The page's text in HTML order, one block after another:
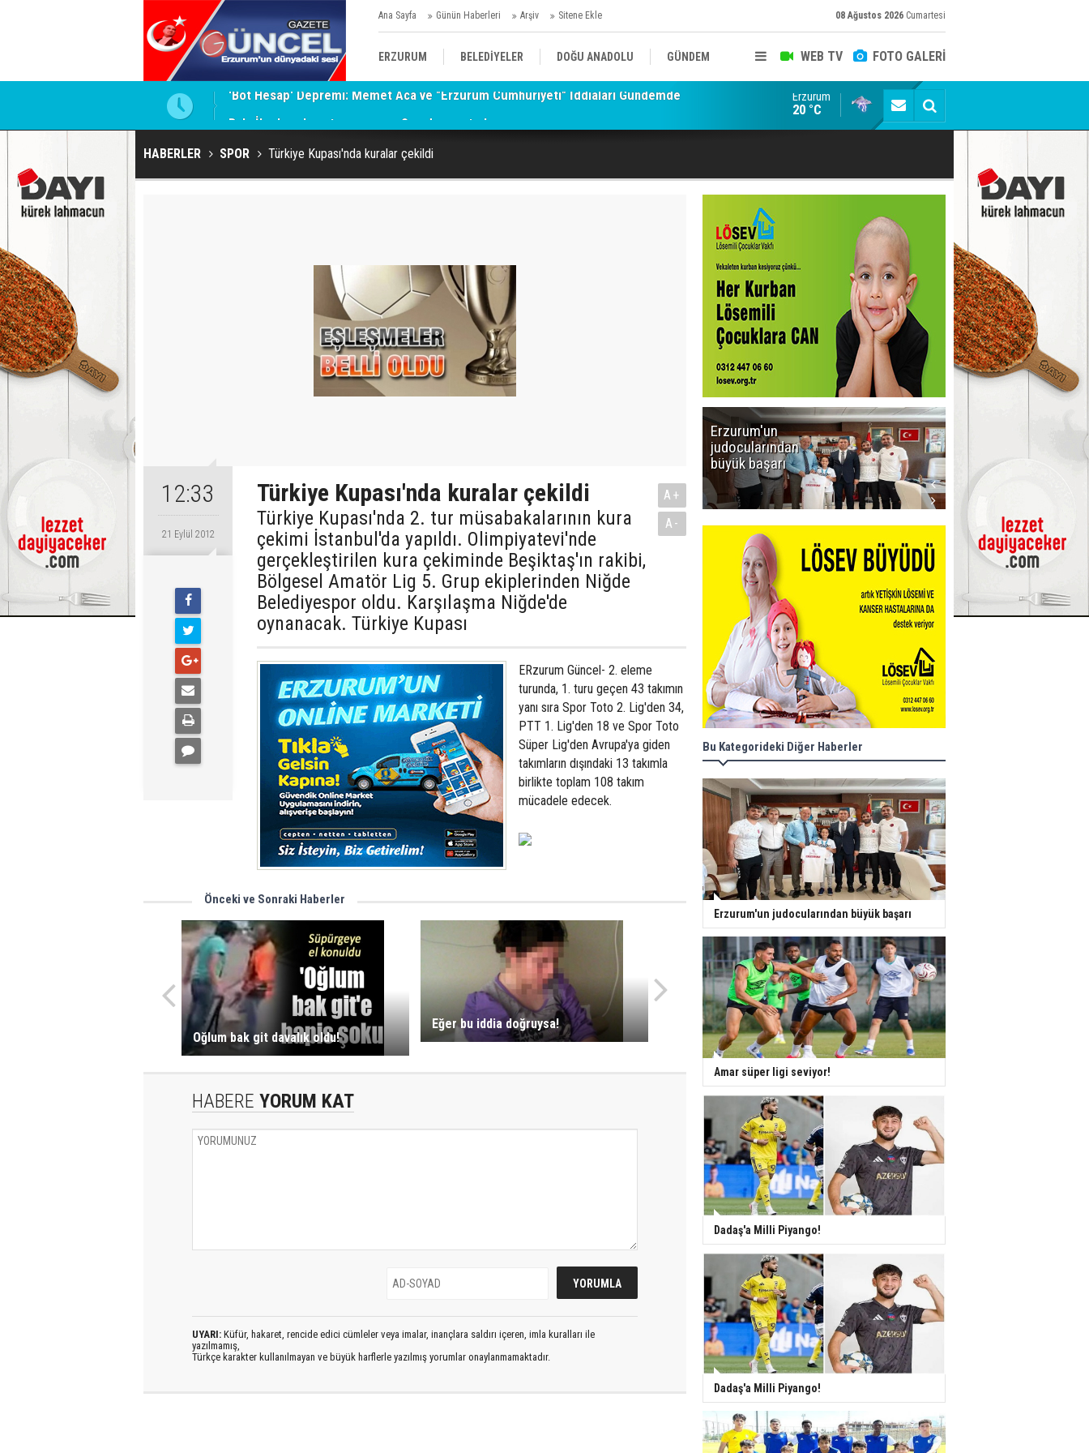
Ana Sayfa Günün Haberleri Arşiv Sitene Ekle 08 Ağustos 2026 Cumartesi
WEB TV FOTO GALERİ
ERZURUM BELEDİYELER DOĞU ANADOLU GÜNDEM
KÜLTÜR/SANAT//MAĞAZİN
Bala İkra'ya el uzatma zamanı: Sen de umut ol... ADALET BAKANI AKIN GÜRLEK'E AÇIK İHBAR!
Erzurum
20 °C
HABERLER SPOR Türkiye Kupası'nda kuralar çekildi
12:33
21 Eylül 2012
Türkiye Kupası'nda kuralar çekildi
Türkiye Kupası'nda 2. tur müsabakalarının kura
çekimi İstanbul'da yapıldı. Olimpiyatevi'nde
gerçekleştirilen kura çekiminde Beşiktaş'ın rakibi,
Bölgesel Amatör Lig 5. Grup ekiplerinden Niğde
Belediyespor oldu. Karşılaşma Niğde'de
oynanacak. Türkiye Kupası
A+
A-
ERzurum Güncel- 2. eleme
turunda, 1. turu geçen 43 takımın
yanı sıra Spor Toto 2. Lig'den 34,
PTT 1. Lig'den 18 ve Spor Toto
Süper Lig'den Avrupa'ya giden
takımların dışındaki 13 takımla
birlikte toplam 108 takım
mücadele edecek.
Önceki ve Sonraki Haberler
Oğlum bak git davalık oldu!
Eğer bu iddia doğruysa!
HABERE YORUM KAT
UYARI: Küfür, hakaret, rencide edici cümleler veya imalar, inançlara saldırı içeren, imla kuralları ile
yazılmamış,
Türkçe karakter kullanılmayan ve büyük harflerle yazılmış yorumlar onaylanmamaktadır.
Erzurum'un
judocularından
büyük başarı
Bu Kategorideki Diğer Haberler
Erzurum'un judocularından büyük başarı
Amar süper ligi seviyor!
Dadaş'a Milli Piyango!
Dadaş'a Milli Piyango!